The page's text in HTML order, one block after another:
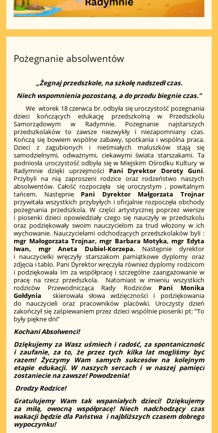
Pożegnanie absolwentów
„Żegnaj przedszkole, na szkołę nadszedł czas.
Niech wspomnienia pozostaną, a do przodu biegnie czas.”
We wtorek 18 czerwca br. odbyła się uroczystość pożegnania
dzieci kończących edukację przedszkolną w Przedszkolu
Samorządowym w Radymnie. Pożegnanie najstarszych
przedszkolaków to zawsze niezwykły i niezapomniany czas.
Kończą się bowiem wspólne zabawy, spotkania i wspólna praca.
Dzieci z zagubionych i nieśmiałych maluszków stają się
samodzielnymi, odważnymi, ciekawymi świata starszakami. Ta
podniosła uroczystość odbyła się w Miejskim Ośrodku Kultury w
Radymnie dzięki uprzejmości Pani Dyrektor Doroty Guni.
Przybyli na nią zaproszeni rodzice oraz rodzeństwo naszych
absolwentów. Całość rozpoczęła się uroczystym , powitalnym
tańcem. Następnie Pani Dyrektor Małgorzata Trojnar
przywitała wszystkich przybyłych i oficjalnie rozpoczęła obchody
pożegnania przedszkola. W części artystycznej poprzez wiersze
i piosenki dzieci opowiedziały czego się nauczyły w przedszkolu
oraz podziękowały swoim nauczycielom za trud włożony w ich
wychowanie. Nauczycielami odchodzących przedszkolaków byli :
mgr Małogorzata Trojnar, mgr Barbara Motyka, mgr Edyta
Iwan, mgr Aneta Dubiel-Korzepa. Następnie dyrektor
i nauczycielki wręczyły starszakom pamiątkowe dyplomy oraz
zdjęcia i tablo. Pani Dyrektor wręczyła również dyplomy rodzicom
i podziękowała Im za współpracę i szczególne zaangażowanie w
pracę na rzecz przedszkola. Natomiast w imieniu wszystkich
rodziców Przewodnicząca Rady RodzicówPani Monika
Gołdynia skierowała słowa wdzięczności i podziękowania
do nauczycieli oraz pracowników placówki. Uroczysty dzień
zakończył się zaśpiewaniem przez dzieci wspólnie piosenki pt: ”To
były piękne dni”
Kochani Absolwenci!
Dziękujemy za Wasz uśmiech i radość, za spontaniczność
i zaufanie, za to, że przez tych kilka lat mogliśmy być
razem! Życzymy Wam samych sukcesów na kolejnym
etapie edukacji. W naszych sercach i w naszej pamięci
zostaniecie na zawsze! Powodzenia!
Drodzy Rodzice!
Gratulujemy Wam tak wspaniałych dzieci! Dziękujemy
za miłą, owocną współpracę! Niech nadchodzący czas
wakacji będzie dla Państwa i najbliższych czasem dobrego
wypoczynku!